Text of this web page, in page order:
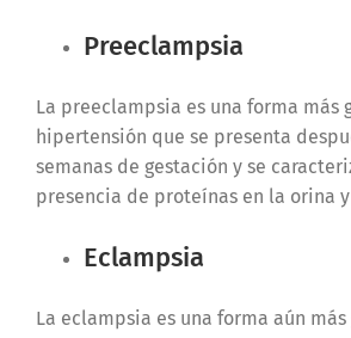
Preeclampsia
La preeclampsia es una forma más
hipertensión que se presenta
semanas de gestación y se
presencia de proteínas en la orina
Eclampsia
La eclampsia es una forma aún más